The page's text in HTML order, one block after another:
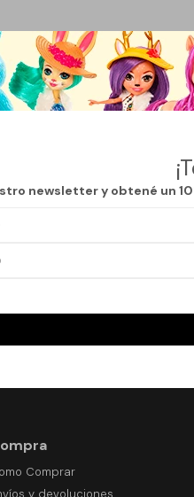
newsletter y obtené un
sección.
busca en otras secciones de
Comprar
y devoluciones